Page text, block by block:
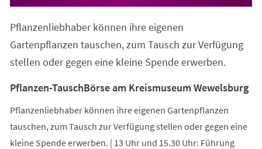
Pflanzenliebhaber können ihre eigenen
Gartenpflanzen tauschen, zum Tausch zur Verfügung
stellen oder gegen eine kleine Spende erwerben.
Pflanzen-TauschBörse am Kreismuseum Wewelsburg
Pflanzenliebhaber können ihre eigenen Gartenpflanzen
tauschen, zum Tausch zur Verfügung stellen oder gegen eine
kleine Spende erwerben. | 13 Uhr und 15.30 Uhr: Führung